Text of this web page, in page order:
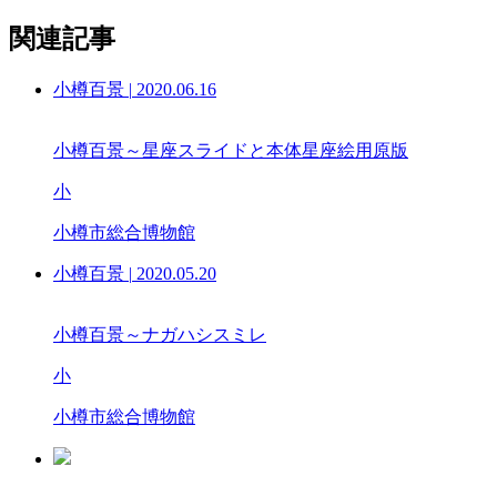
関連記事
小樽百景 | 2020.06.16
小樽百景～星座スライドと本体星座絵用原版
小
小樽市総合博物館
小樽百景 | 2020.05.20
小樽百景～ナガハシスミレ
小
小樽市総合博物館